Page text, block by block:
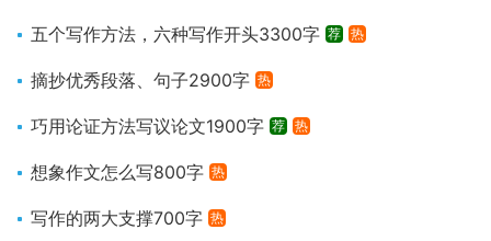
五个写作方法，六种写作开头3300字 荐 热
摘抄优秀段落、句子2900字 热
巧用论证方法写议论文1900字 荐 热
想象作文怎么写800字 热
写作的两大支撑700字 热